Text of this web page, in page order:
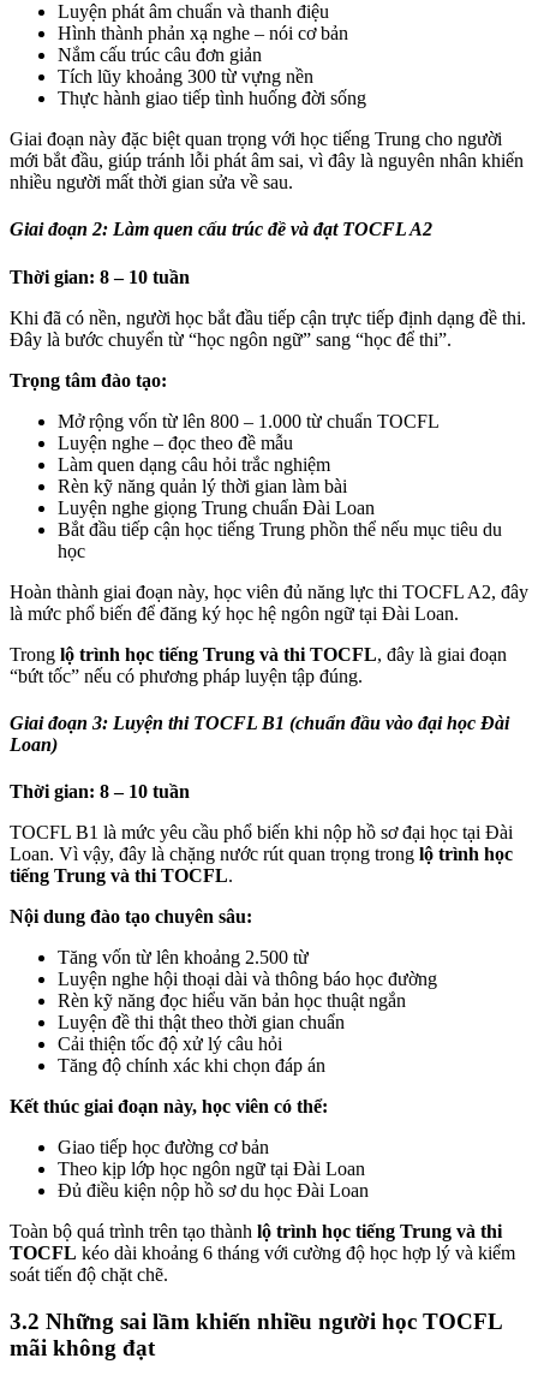
Luyện phát âm chuẩn và thanh điệu
Hình thành phản xạ nghe – nói cơ bản
Nắm cấu trúc câu đơn giản
Tích lũy khoảng 300 từ vựng nền
Thực hành giao tiếp tình huống đời sống
Giai đoạn này đặc biệt quan trọng với học tiếng Trung cho người
mới bắt đầu, giúp tránh lỗi phát âm sai, vì đây là nguyên nhân khiến
nhiều người mất thời gian sửa về sau.
Giai đoạn 2: Làm quen cấu trúc đề và đạt TOCFL A2
Thời gian: 8 – 10 tuần
Khi đã có nền, người học bắt đầu tiếp cận trực tiếp định dạng đề thi.
Đây là bước chuyển từ “học ngôn ngữ” sang “học để thi”.
Trọng tâm đào tạo:
Mở rộng vốn từ lên 800 – 1.000 từ chuẩn TOCFL
Luyện nghe – đọc theo đề mẫu
Làm quen dạng câu hỏi trắc nghiệm
Rèn kỹ năng quản lý thời gian làm bài
Luyện nghe giọng Trung chuẩn Đài Loan
Bắt đầu tiếp cận học tiếng Trung phồn thể nếu mục tiêu du
học
Hoàn thành giai đoạn này, học viên đủ năng lực thi TOCFL A2, đây
là mức phổ biến để đăng ký học hệ ngôn ngữ tại Đài Loan.
Trong lộ trình học tiếng Trung và thi TOCFL, đây là giai đoạn
“bứt tốc” nếu có phương pháp luyện tập đúng.
Giai đoạn 3: Luyện thi TOCFL B1 (chuẩn đầu vào đại học Đài
Loan)
Thời gian: 8 – 10 tuần
TOCFL B1 là mức yêu cầu phổ biến khi nộp hồ sơ đại học tại Đài
Loan. Vì vậy, đây là chặng nước rút quan trọng trong lộ trình học
tiếng Trung và thi TOCFL.
Nội dung đào tạo chuyên sâu:
Tăng vốn từ lên khoảng 2.500 từ
Luyện nghe hội thoại dài và thông báo học đường
Rèn kỹ năng đọc hiểu văn bản học thuật ngắn
Luyện đề thi thật theo thời gian chuẩn
Cải thiện tốc độ xử lý câu hỏi
Tăng độ chính xác khi chọn đáp án
Kết thúc giai đoạn này, học viên có thể:
Giao tiếp học đường cơ bản
Theo kịp lớp học ngôn ngữ tại Đài Loan
Đủ điều kiện nộp hồ sơ du học Đài Loan
Toàn bộ quá trình trên tạo thành lộ trình học tiếng Trung và thi
TOCFL kéo dài khoảng 6 tháng với cường độ học hợp lý và kiểm
soát tiến độ chặt chẽ.
3.2 Những sai lầm khiến nhiều người học TOCFL
mãi không đạt